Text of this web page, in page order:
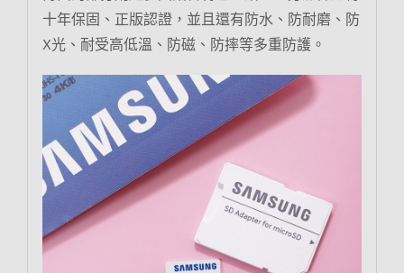
十年保固、正版認證，並且還有防水、防耐磨、防
X光、耐受高低溫、防磁、防摔等多重防護。